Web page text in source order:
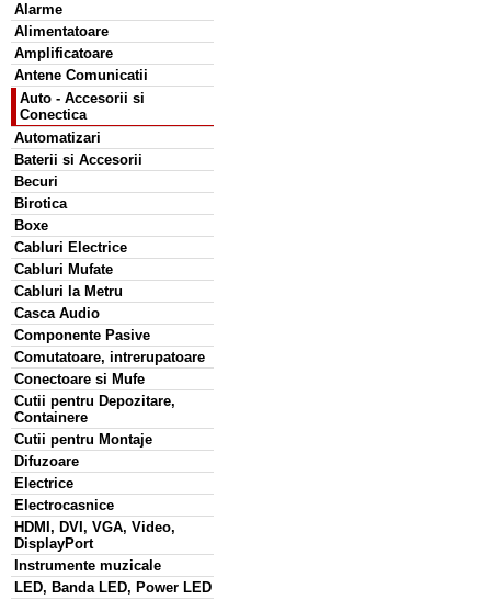
Alarme
Alimentatoare
Amplificatoare
Antene Comunicatii
Auto - Accesorii si
Conectica
Automatizari
Baterii si Accesorii
Becuri
Birotica
Boxe
Cabluri Electrice
Cabluri Mufate
Cabluri la Metru
Casca Audio
Componente Pasive
Comutatoare, intrerupatoare
Conectoare si Mufe
Cutii pentru Depozitare,
Containere
Cutii pentru Montaje
Difuzoare
Electrice
Electrocasnice
HDMI, DVI, VGA, Video,
DisplayPort
Instrumente muzicale
LED, Banda LED, Power LED